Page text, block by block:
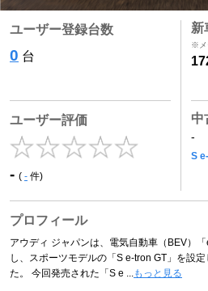
ユーザー登録台数
0 台
ユーザー評価
- ( - 件)
新
※メ
中
-
S
プロフィール
アウディ ジャパンは、電気自動車（BEV）
し、スポーツモデルの「S e-tron GT」を設
た。 今回発売された「S e ...
もっと見る